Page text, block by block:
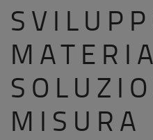
MISURA